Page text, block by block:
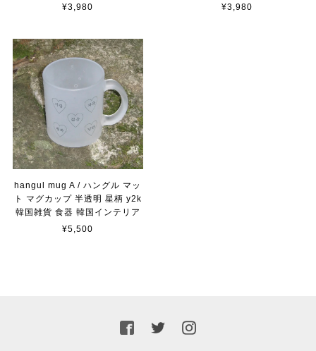
¥3,980
¥3,980
hangul mug A / ハングル マッ
ト マグカップ 半透明 星柄 y2k
韓国雑貨 食器 韓国インテリア
¥5,500